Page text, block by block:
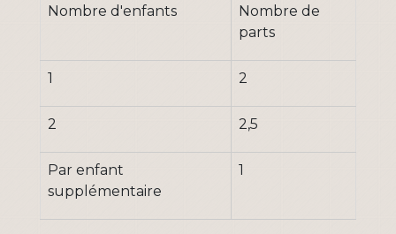
Nombre d'enfants
Nombre de
parts
1 2
2 2,5
Par enfant
supplémentaire
1